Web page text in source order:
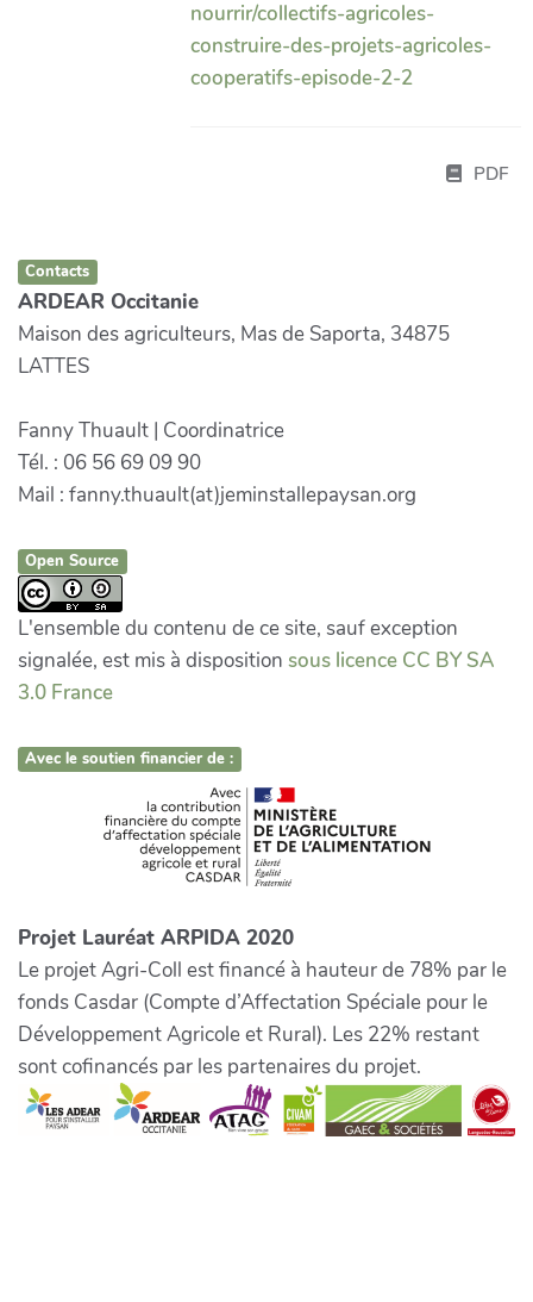
nourrir/collectifs-agricoles-
construire-des-projets-agricoles-
cooperatifs-episode-2-2
PDF
Contacts
ARDEAR Occitanie
Maison des agriculteurs, Mas de Saporta, 34875
LATTES
Fanny Thuault | Coordinatrice
Tél. : 06 56 69 09 90
Mail : fanny.thuault(at)jeminstallepaysan.org
Open Source
L'ensemble du contenu de ce site, sauf exception
signalée, est mis à disposition sous licence CC BY SA
3.0 France
Avec le soutien financier de :
Projet Lauréat ARPIDA 2020
Le projet Agri-Coll est financé à hauteur de 78% par le
fonds Casdar (Compte d’Affectation Spéciale pour le
Développement Agricole et Rural). Les 22% restant
sont cofinancés par les partenaires du projet.